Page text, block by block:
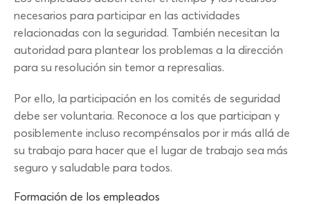
necesarios para participar en las actividades
relacionadas con la seguridad. También necesitan la
autoridad para plantear los problemas a la dirección
para su resolución sin temor a represalias.
Por ello, la participación en los comités de seguridad
debe ser voluntaria. Reconoce a los que participan y
posiblemente incluso recompénsalos por ir más allá de
su trabajo para hacer que el lugar de trabajo sea más
seguro y saludable para todos.
Formación de los empleados